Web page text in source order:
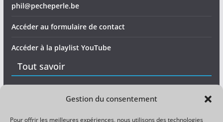
Gestion du consentement
Pour offrir les meilleures expériences, nous utilisons des technologies
phil@pecheperle.be
Accéder au formulaire de contact
Accéder à la playlist YouTube
Tout savoir